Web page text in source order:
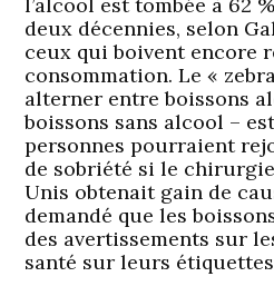
deux décennies, selon
ceux qui boivent encore
consommation. Le «
alterner entre boissons
boissons sans alcool –
personnes pourraient
de sobriété si le
Unis obtenait gain de
demandé que les
des avertissements sur
santé sur leurs